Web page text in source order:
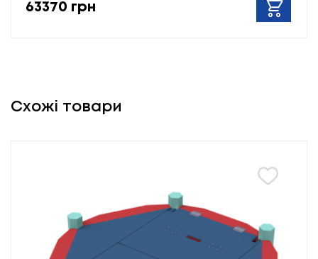
63370 грн
Схожі товари